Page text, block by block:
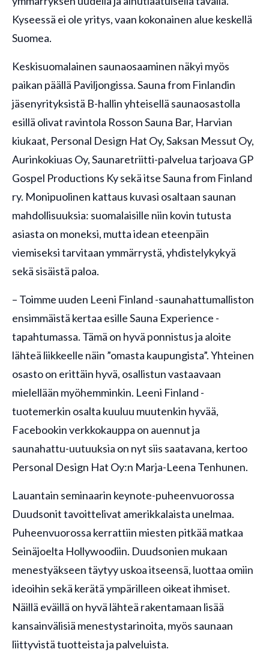
Kyseessä ei ole yritys, vaan kokonainen alue keskellä
Suomea.
Keskisuomalainen saunaosaaminen näkyi myös
paikan päällä Paviljongissa. Sauna from Finlandin
jäsenyrityksistä B-hallin yhteisellä saunaosastolla
esillä olivat ravintola Rosson Sauna Bar, Harvian
kiukaat, Personal Design Hat Oy, Saksan Messut Oy,
Aurinkokiuas Oy, Saunaretriitti-palvelua tarjoava GP
Gospel Productions Ky sekä itse Sauna from Finland
ry. Monipuolinen kattaus kuvasi osaltaan saunan
mahdollisuuksia: suomalaisille niin kovin tutusta
asiasta on moneksi, mutta idean eteenpäin
viemiseksi tarvitaan ymmärrystä, yhdistelykykyä
sekä sisäistä paloa.
– Toimme uuden Leeni Finland -saunahattumalliston
ensimmäistä kertaa esille Sauna Experience -
tapahtumassa. Tämä on hyvä ponnistus ja aloite
lähteä liikkeelle näin ”omasta kaupungista”. Yhteinen
osasto on erittäin hyvä, osallistun vastaavaan
mielellään myöhemminkin. Leeni Finland -
tuotemerkin osalta kuuluu muutenkin hyvää,
Facebookin verkkokauppa on auennut ja
saunahattu-uutuuksia on nyt siis saatavana, kertoo
Personal Design Hat Oy:n Marja-Leena Tenhunen.
Lauantain seminaarin keynote-puheenvuorossa
Duudsonit tavoittelivat amerikkalaista unelmaa.
Puheenvuorossa kerrattiin miesten pitkää matkaa
Seinäjoelta Hollywoodiin. Duudsonien mukaan
menestyäkseen täytyy uskoa itseensä, luottaa omiin
ideoihin sekä kerätä ympärilleen oikeat ihmiset.
Näillä eväillä on hyvä lähteä rakentamaan lisää
kansainvälisiä menestystarinoita, myös saunaan
liittyvistä tuotteista ja palveluista.